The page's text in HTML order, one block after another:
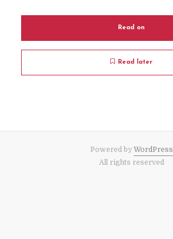
Read on
Read later
Powered by WordPress
All rights reserved